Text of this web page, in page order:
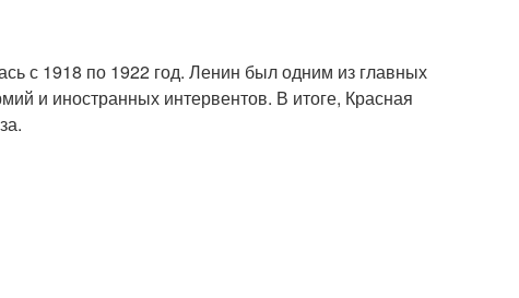
с 1918 по 1922 год. Ленин был одним из главных
и иностранных интервентов. В итоге, Красная